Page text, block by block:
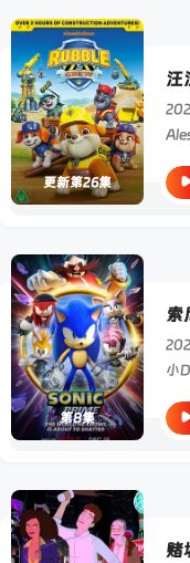
更新第26集
汪
第8集
索
赌